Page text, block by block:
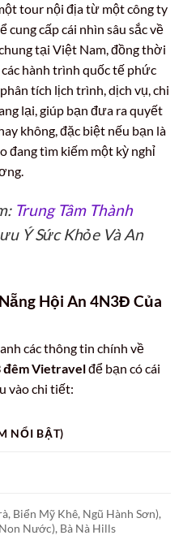
tour nội địa từ một công ty
cấp cái nhìn sâu sắc về
tại Việt Nam, đồng thời
hành trình quốc tế phức
tích lịch trình, dịch vụ, chi
lại, giúp bạn đưa ra quyết
không, đặc biệt nếu bạn là
đang tìm kiếm một kỳ nghỉ
Trung Tâm Thành
Ý Sức Khỏe Và An
Hội An 4N3Đ Của
các thông tin chính về
đêm Vietravelđể bạn có cái
vào chi tiết:
NỔI BẬT)
Biển Mỹ Khê, Ngũ Hành Sơn),
Nước), Bà Nà Hills